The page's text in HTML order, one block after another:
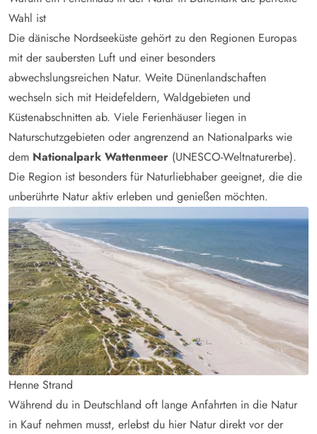
Wahl ist
Die dänische Nordseeküste gehört zu den Regionen Europas
mit der saubersten Luft und einer besonders
abwechslungsreichen Natur. Weite Dünenlandschaften
wechseln sich mit Heidefeldern, Waldgebieten und
Küstenabschnitten ab. Viele Ferienhäuser liegen in
Naturschutzgebieten oder angrenzend an Nationalparks wie
dem Nationalpark Wattenmeer (UNESCO-Weltnaturerbe).
Die Region ist besonders für Naturliebhaber geeignet, die die
unberührte Natur aktiv erleben und genießen möchten.
Henne Strand
Während du in Deutschland oft lange Anfahrten in die Natur
in Kauf nehmen musst, erlebst du hier Natur direkt vor der